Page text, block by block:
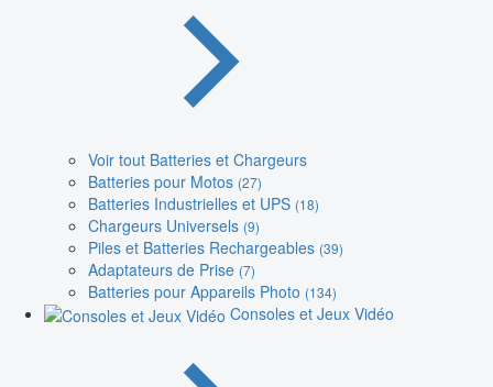
Voir tout Batteries et Chargeurs
Batteries pour Motos (27)
Batteries Industrielles et UPS (18)
Chargeurs Universels (9)
Piles et Batteries Rechargeables (39)
Adaptateurs de Prise (7)
Batteries pour Appareils Photo (134)
Consoles et Jeux Vidéo